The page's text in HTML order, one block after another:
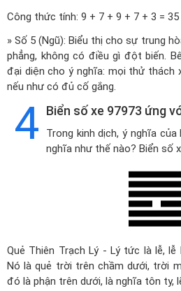
Công thức tính: 9 + 7 + 9 + 7 + 3 = 35
» Số 5 (Ngũ): Biểu thị cho sự trung
phẳng, không có điều gì đột biến.
đại diện cho ý nghĩa: mọi thử thách
nếu như có đủ cố gắng.
4 Biển số xe 97973 ứng
Trong kinh dịch, ý nghĩa
nghĩa như thế nào? Biển số
Quẻ Thiên Trạch Lý - Lý tức là lễ,
Nó là quẻ trời trên chầm dưới, trời
đó là phận trên dưới, là nghĩa tôn ty,